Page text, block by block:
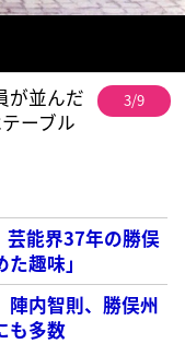
が並んだ
ーブル
3/9
芸能界37年の勝俣
趣味」
内智則、勝俣州
も多数